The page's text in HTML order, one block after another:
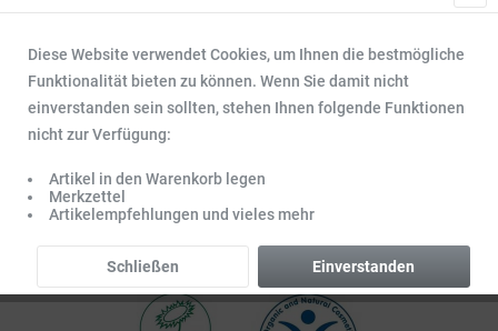
Diese Website verwendet Cookies, um Ihnen die bestmögliche
Funktionalität bieten zu können. Wenn Sie damit nicht
einverstanden sein sollten, stehen Ihnen folgende Funktionen
nicht zur Verfügung:
Artikel in den Warenkorb legen
Merkzettel
Artikelempfehlungen und vieles mehr
Einverstanden
Schließen